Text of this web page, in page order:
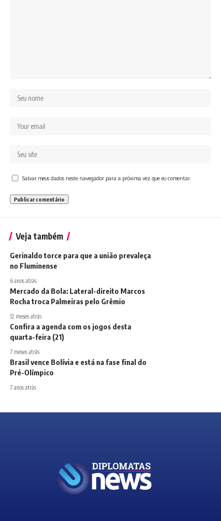
Salvar meus dados neste navegador para a próxima vez que eu comentar.
Veja também
Gerinaldo torce para que a união prevaleça
no Fluminense
6 anos atrás
Mercado da Bola: Lateral-direito Marcos
Rocha troca Palmeiras pelo Grêmio
12 meses atrás
Confira a agenda com os jogos desta
quarta-feira (21)
7 meses atrás
Brasil vence Bolívia e está na fase final do
Pré-Olímpico
7 anos atrás